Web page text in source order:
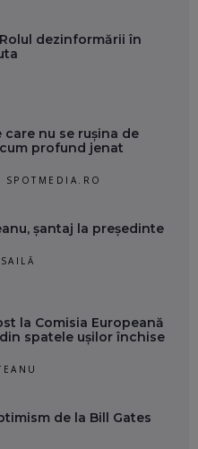
dezinformării în
care nu se rușina de
profund jenat
SPOTMEDIA.RO
șantaj la președinte
la Comisia Europeană
spatele ușilor închise
de la Bill Gates